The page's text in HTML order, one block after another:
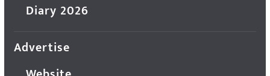
Diary 2026
Advertise